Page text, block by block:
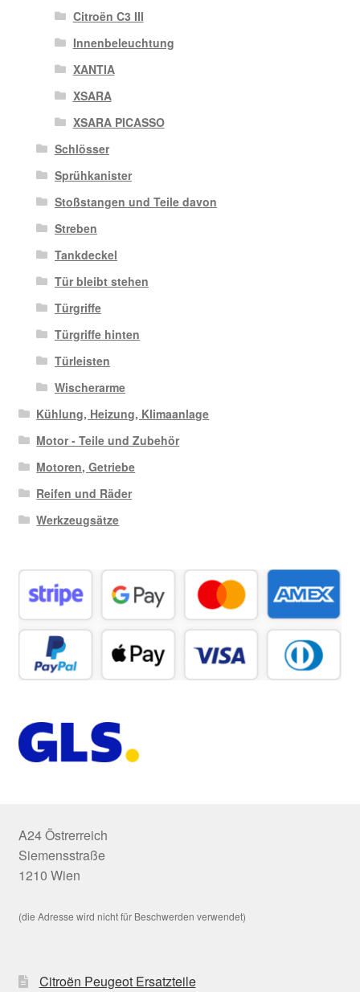
Citroën C3 III
Innenbeleuchtung
XANTIA
XSARA
XSARA PICASSO
Schlösser
Sprühkanister
Stoßstangen und Teile davon
Streben
Tankdeckel
Tür bleibt stehen
Türgriffe
Türgriffe hinten
Türleisten
Wischerarme
Kühlung, Heizung, Klimaanlage
Motor - Teile und Zubehör
Motoren, Getriebe
Reifen und Räder
Werkzeugsätze
A24 Östrerreich
Siemensstraße
1210 Wien
(die Adresse wird nicht für Beschwerden verwendet)
Citroën Peugeot Ersatzteile